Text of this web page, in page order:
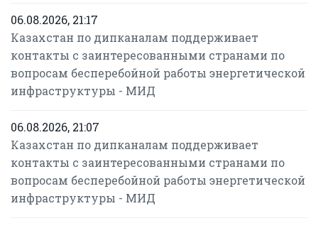
06.08.2026, 21:17
Казахстан по дипканалам поддерживает
контакты с заинтересованными странами по
вопросам бесперебойной работы энергетической
инфраструктуры - МИД
06.08.2026, 21:07
Казахстан по дипканалам поддерживает
контакты с заинтересованными странами по
вопросам бесперебойной работы энергетической
инфраструктуры - МИД